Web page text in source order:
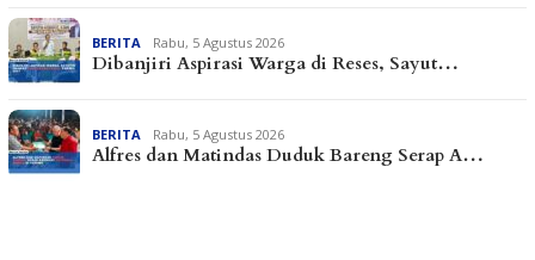
BERITA Rabu, 5 Agustus 2026
Dibanjiri Aspirasi Warga di Reses, Sayut…
BERITA Rabu, 5 Agustus 2026
Alfres dan Matindas Duduk Bareng Serap A…